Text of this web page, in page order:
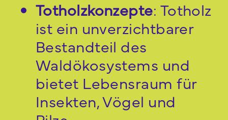
Totholzkonzepte: Totholz
ist ein unverzichtbarer
Bestandteil des
Waldökosystems und
bietet Lebensraum für
Insekten, Vögel und